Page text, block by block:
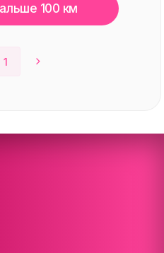
1
100 км